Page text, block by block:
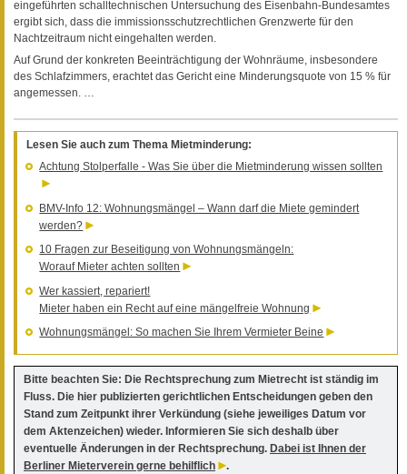
eingeführten schalltechnischen Untersuchung des Eisenbahn-Bundesamtes
ergibt sich, dass die immissionsschutzrechtlichen Grenzwerte für den
Nachtzeitraum nicht eingehalten werden.
Auf Grund der konkreten Beeinträchtigung der Wohnräume, insbesondere
des Schlafzimmers, erachtet das Gericht eine Minderungsquote von 15 % für
angemessen. …
Lesen Sie auch zum Thema Mietminderung:
Achtung Stolperfalle - Was Sie über die Mietminderung wissen sollten
BMV-Info 12: Wohnungsmängel – Wann darf die Miete gemindert
werden?
10 Fragen zur Beseitigung von Wohnungsmängeln:
Worauf Mieter achten sollten
Wer kassiert, repariert!
Mieter haben ein Recht auf eine mängelfreie Wohnung
Wohnungsmängel: So machen Sie Ihrem Vermieter Beine
Bitte beachten Sie: Die Rechtsprechung zum Mietrecht ist ständig im
Fluss. Die hier publizierten gerichtlichen Entscheidungen geben den
Stand zum Zeitpunkt ihrer Verkündung (siehe jeweiliges Datum vor
dem Aktenzeichen) wieder. Informieren Sie sich deshalb über
eventuelle Änderungen in der Rechtsprechung. Dabei ist Ihnen der
Berliner Mieterverein gerne behilflich
.